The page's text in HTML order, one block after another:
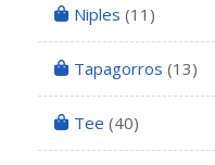
Niples (11)
Tapagorros (13)
Tee (40)